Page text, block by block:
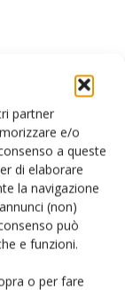
partner
e/o
a queste
di elaborare
la navigazione
(non)
può
e funzioni.
o per fare